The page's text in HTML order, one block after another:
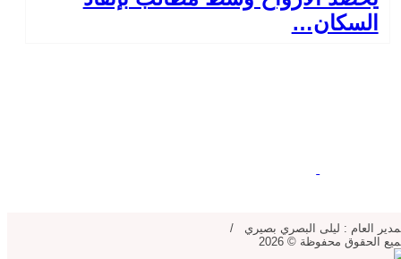
السكان…
العام : ليلى البصري بصيري /
الحقوق محفوظة © 2026